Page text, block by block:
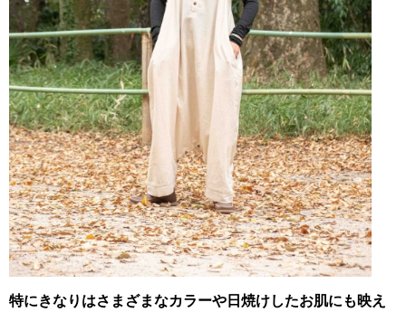
特にきなりはさまざまなカラーや日焼けしたお肌にも映え